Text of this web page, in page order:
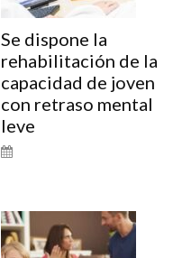
Se dispone la
rehabilitación de la
capacidad de joven
con retraso mental
leve